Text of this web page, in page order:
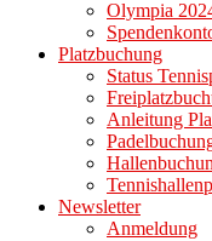
Olympia
Platzbuchung
Status
Anleitung
Newsletter
Anmeldung